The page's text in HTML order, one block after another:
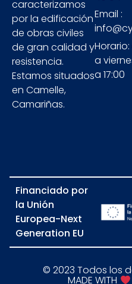
caracterizamos
por la edificación
de obras civiles
de gran calidad y
resistencia.
Estamos situados
en Camelle,
Camariñas.
Email :
a
a 17:00
Financiado por
la Unión
Europea-Next
Generation EU​​
© 2023 Todos los
MADE WITH